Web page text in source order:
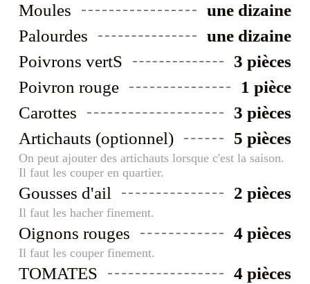
Moules
une dizaine
Palourdes
une dizaine
Poivrons vertS
3 pièces
Poivron rouge
1 pièce
Carottes
3 pièces
Artichauts (optionnel)
5 pièces
On peut ajouter des artichauts lorsque c'est la saison.
Il faut les couper en quartier.
Gousses d'ail 2 pièces
Il faut les hacher finement.
Oignons rouges 4 pièces
Il faut les couper finement.
TOMATES 4 pièces